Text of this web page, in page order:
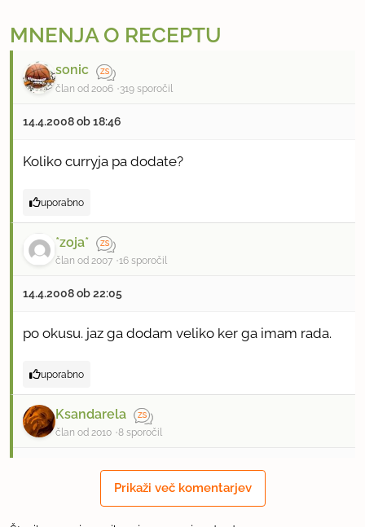
MNENJA O RECEPTU
sonic
član od 2006 319 sporočil
14.4.2008 ob 18:46
Koliko curryja pa dodate?
uporabno
*zoja*
član od 2007 16 sporočil
14.4.2008 ob 22:05
po okusu. jaz ga dodam veliko ker ga imam rada.
uporabno
Ksandarela
član od 2010 8 sporočil
Odlično in zelo nasitno! Dodala sem pa še bučke,
Prikaži več komentarjev